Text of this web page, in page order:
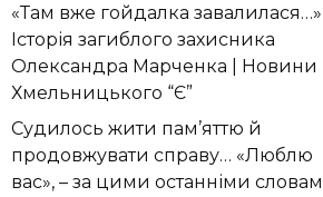
авто
довше:
SiO2
або
«Там вже гойдалка завалилася…»
Історія загиблого захисника
Олександра Марченка | Новини
Хмельницького “Є”
Судилось жити пам’яттю й
продовжувати справу… «Люблю
вас», – за цими останніми